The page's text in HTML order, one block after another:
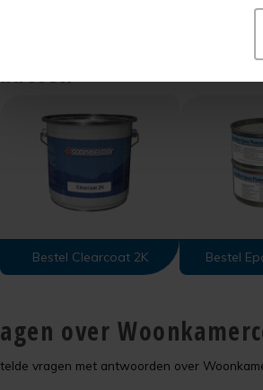
Bestel Clearcoat 2K Bestel
over
vragen met antwoorden over